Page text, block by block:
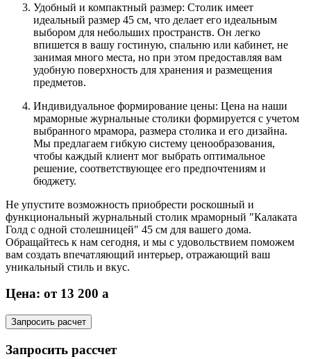
Удобный и компактный размер: Столик имеет
идеальный размер 45 см, что делает его идеальным
выбором для небольших пространств. Он легко
впишется в вашу гостиную, спальню или кабинет, не
занимая много места, но при этом предоставляя вам
удобную поверхность для хранения и размещения
предметов.
Индивидуальное формирование цены: Цена на наши
мраморные журнальные столики формируется с учетом
выбранного мрамора, размера столика и его дизайна.
Мы предлагаем гибкую систему ценообразования,
чтобы каждый клиент мог выбрать оптимальное
решение, соответствующее его предпочтениям и
бюджету.
Не упустите возможность приобрести роскошный и
функциональный журнальный столик мраморный "Калаката
Голд с одной столешницей" 45 см для вашего дома.
Обращайтесь к нам сегодня, и мы с удовольствием поможем
вам создать впечатляющий интерьер, отражающий ваш
уникальный стиль и вкус.
Цена: от 13 200 a
Запросить расчет
Запросить рассчет